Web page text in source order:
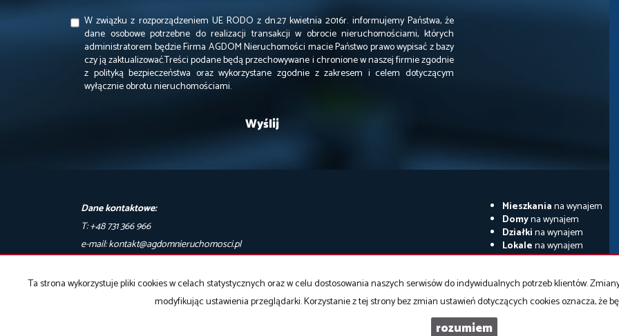
W związku z rozporządzeniem UE RODO z dn.27 kwietnia 2016r. informujemy Państwa, że
dane osobowe potrzebne do realizacji transakcji w obrocie nieruchomościami, których
administratorem będzie Firma AGDOM Nieruchomości macie Państwo prawo wypisać z bazy
czy ją zaktualizować.Treści podane będą przechowywane i chronione w naszej firmie zgodnie
z polityką bezpieczeństwa oraz wykorzystane zgodnie z zakresem i celem dotyczącym
wyłącznie obrotu nieruchomościami.
Dane kontaktowe:
T: +48 731 366 966
e-mail: kontakt@agdomnieruchomosci.pl
Mieszkaniana wynajem
Domyna wynajem
Działkina wynajem
Lokalena wynajem
Halena wynajem
Program dla biur nieruchomości
Ta strona wykorzystuje pliki cookies w celach statystycznych oraz w celu dostosowania naszych serwisów do indywidualnych potrzeb klientów.
modyfikując ustawienia przeglądarki. Korzystanie z tej strony bez zmian ustawień dotyczących cookies oznacza, że
rozumiem